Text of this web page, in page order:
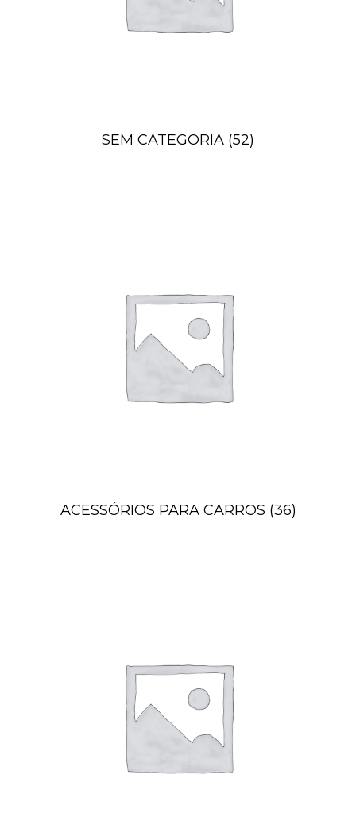
SEM CATEGORIA (52)
ACESSÓRIOS PARA CARROS (36)